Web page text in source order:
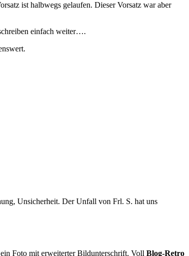
ist halbwegs gelaufen. Dieser Vorsatz war aber
einfach weiter….
Unsicherheit. Der Unfall von Frl. S. hat uns
Foto mit erweiterter Bildunterschrift. Voll Blog-Retro